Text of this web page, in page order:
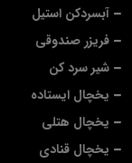
آبسردکن استیل
فریزر صندوقی
شیر سرد کن
یخچال ایستاده
یخچال هتلی
یخچال قنادی